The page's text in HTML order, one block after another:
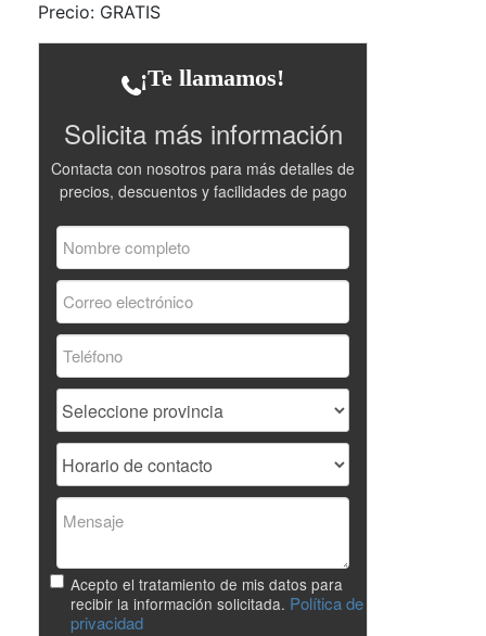
Precio: GRATIS
¡Te llamamos!
Solicita más información
Contacta con nosotros para más detalles de
precios, descuentos y facilidades de pago
Acepto el tratamiento de mis datos para
recibir la información solicitada. Política de
privacidad